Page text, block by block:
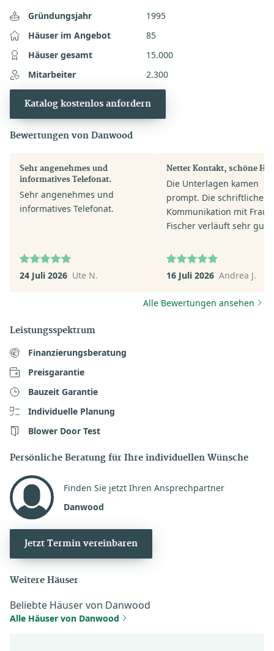
Gründungsjahr
1995
Häuser im Angebot
85
Häuser gesamt
15.000
Mitarbeiter
2.300
Katalog kostenlos anfordern
Bewertungen von Danwood
Sehr angenehmes und
informatives Telefonat.
Sehr angenehmes und
informatives Telefonat.
24 Juli 2026 Ute N.
Netter Kontakt, schöne
Die Unterlagen kamen
prompt. Die schriftliche
Kommunikation mit Frau
Fischer verläuft sehr gut.
auf Fragen.
16 Juli 2026 Andrea J.
Alle Bewertungen ansehen
Leistungsspektrum
Finanzierungsberatung
Preisgarantie
Bauzeit Garantie
Individuelle Planung
Blower Door Test
Persönliche Beratung für Ihre individuellen Wünsche
Finden Sie jetzt Ihren Ansprechpartner
Danwood
Jetzt Termin vereinbaren
Weitere Häuser
Beliebte Häuser von Danwood
Alle Häuser von Danwood